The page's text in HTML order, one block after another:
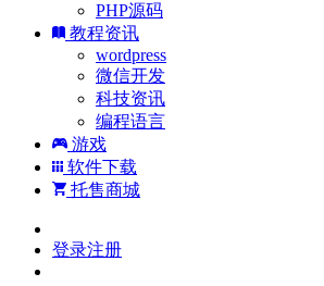
PHP源码
教程资讯
wordpress
微信开发
科技资讯
编程语言
游戏
软件下载
托售商城
登录注册